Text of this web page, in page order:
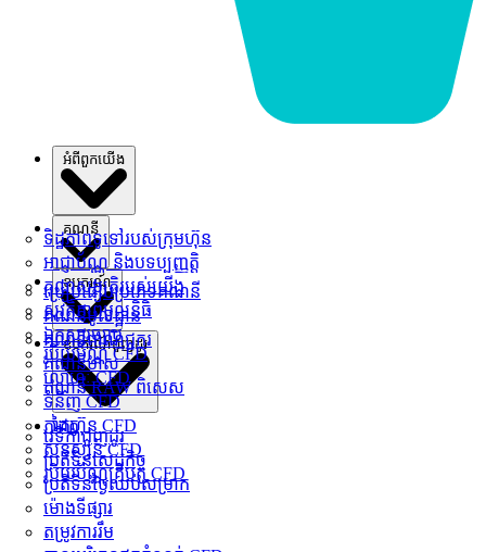
អំពី​ពួក​យើង
ទិដ្ឋភាពទូទៅរបស់ក្រុមហ៊ុន
អាជ្ញាប័ណ្ណ និងបទប្បញ្ញត្តិ
គុណសម្បត្តិរបស់យើង
សុវត្ថិភាពមូលនិធិ
ឯកសារច្បាប់
គណនី
ប្រៀបធៀបប្រភេទគណនី
គណនីមូលដ្ឋាន
គណនីពាណិជ្ជករ
គណនីមាស
គណនី RAW ពិសេស
ឧបករណ៍
រូបិយប័ណ្ណ CFD
លោហៈ CFD
ទំនិញ CFD
ភាគហ៊ុន CFD
សន្ទស្សន៍ CFD
រូបិយប័ណ្ណគ្រីបតូ CFD
ឧបករណ៍ជួញដូរ
វេទិកាជួញដូរ
ប្រតិទិនសេដ្ឋកិច្ច
ប្រតិទិនថ្ងៃឈប់សម្រាក
ម៉ោងទីផ្សារ
តម្រូវការរឹម
ដៃគូ